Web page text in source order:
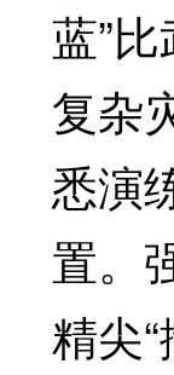
蓝”
复杂
悉演
置。
精尖